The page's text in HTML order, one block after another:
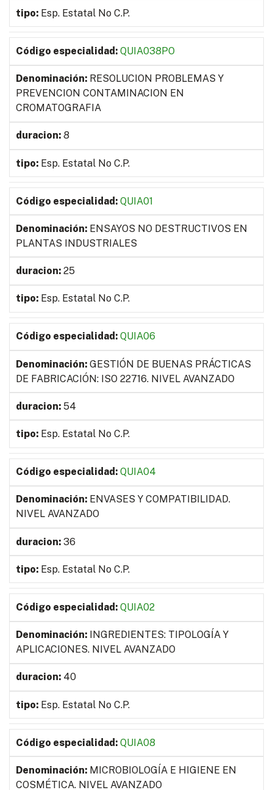
Esp. Estatal No C.P.
QUIA038PO
RESOLUCION PROBLEMAS Y
PREVENCION CONTAMINACION EN
CROMATOGRAFIA
8
Esp. Estatal No C.P.
QUIA01
ENSAYOS NO DESTRUCTIVOS EN
PLANTAS INDUSTRIALES
25
Esp. Estatal No C.P.
QUIA06
GESTIÓN DE BUENAS PRÁCTICAS
DE FABRICACIÓN: ISO 22716. NIVEL AVANZADO
54
Esp. Estatal No C.P.
QUIA04
ENVASES Y COMPATIBILIDAD.
NIVEL AVANZADO
36
Esp. Estatal No C.P.
QUIA02
INGREDIENTES: TIPOLOGÍA Y
APLICACIONES. NIVEL AVANZADO
40
Esp. Estatal No C.P.
QUIA08
MICROBIOLOGÍA E HIGIENE EN
COSMÉTICA. NIVEL AVANZADO